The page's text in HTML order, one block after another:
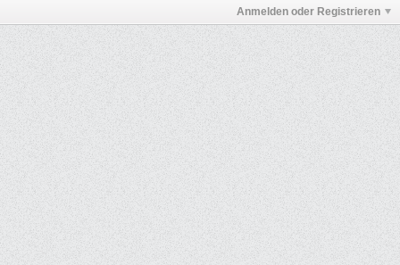
Anmelden oder Registrieren